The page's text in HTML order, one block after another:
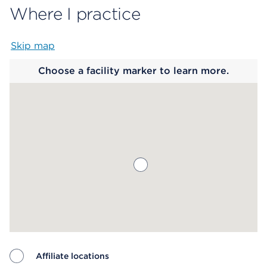
Where I practice
Skip map
Choose a facility marker to learn more.
Affiliate locations